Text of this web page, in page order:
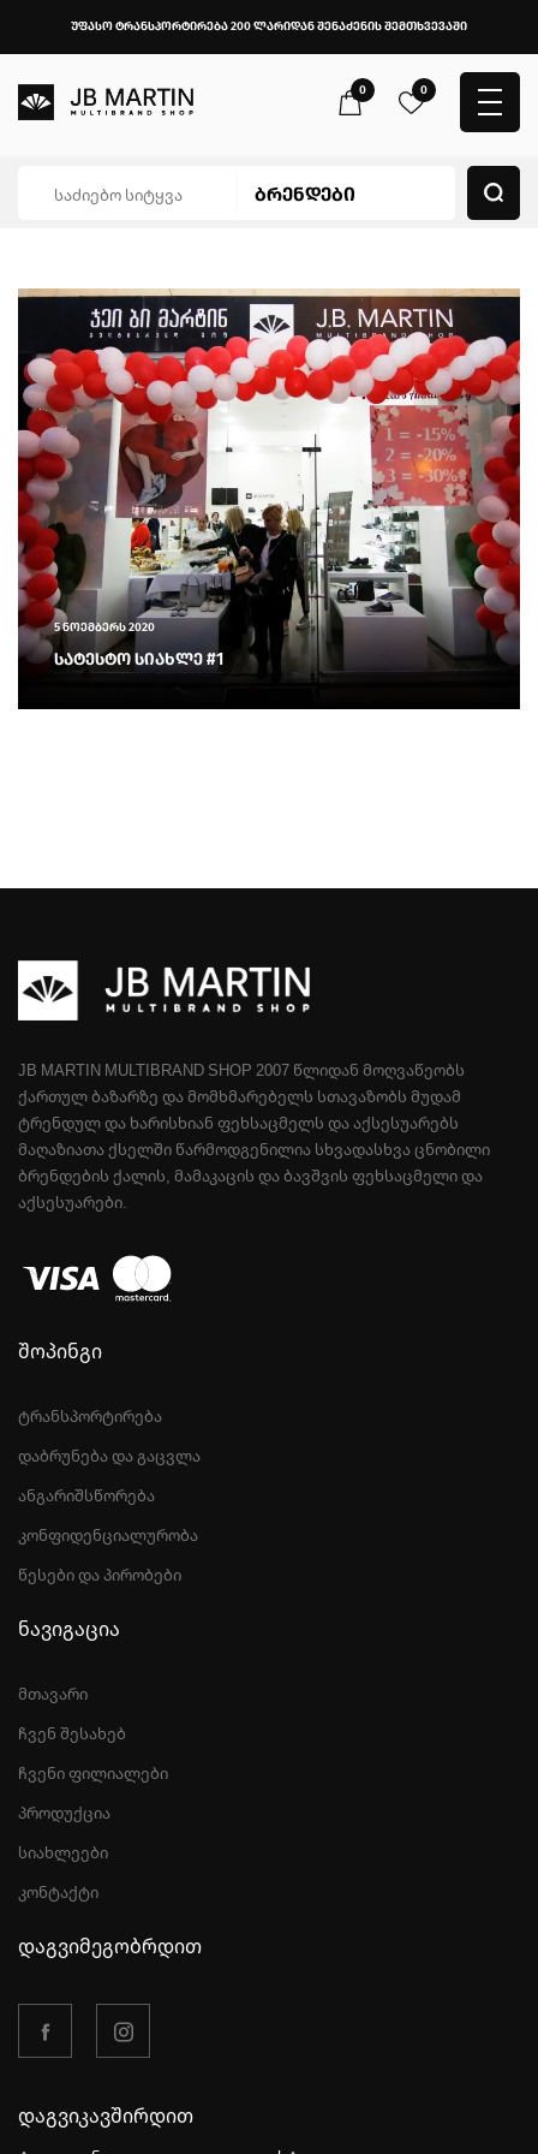
უფასო ტრანსპორტირება 200 ლარიდან შენაძენის შემთხვევაში
0 0
5 ნოემბერს 2020
სატესტო სიახლე #1
JB MARTIN MULTIBRAND SHOP 2007 ᲬᲚᲘᲓᲐᲜ ᲛᲝᲦᲕᲐᲬᲔᲝᲑᲡ
ᲥᲐᲠᲗᲣᲚ ᲑᲐᲖᲐᲠᲖᲔ ᲓᲐ ᲛᲝᲛᲮᲛᲐᲠᲔᲑᲔᲚᲡ ᲡᲗᲐᲕᲐᲖᲝᲑᲡ ᲛᲣᲓᲐᲛ
ᲢᲠᲔᲜᲓᲣᲚ ᲓᲐ ᲮᲐᲠᲘᲡᲮᲘᲐᲜ ᲤᲔᲮᲡᲐᲪᲛᲔᲚᲡ ᲓᲐ ᲐᲥᲡᲔᲡᲣᲐᲠᲔᲑᲡ
ᲛᲐᲦᲐᲖᲘᲐᲗᲐ ᲥᲡᲔᲚᲨᲘ ᲬᲐᲠᲛᲝᲓᲒᲔᲜᲘᲚᲘᲐ ᲡᲮᲕᲐᲓᲐᲡᲮᲕᲐ ᲪᲜᲝᲑᲘᲚᲘ
ᲑᲠᲔᲜᲓᲔᲑᲘᲡ ᲥᲐᲚᲘᲡ, ᲛᲐᲛᲐᲙᲐᲪᲘᲡ ᲓᲐ ᲑᲐᲕᲨᲕᲘᲡ ᲤᲔᲮᲡᲐᲪᲛᲔᲚᲘ ᲓᲐ
ᲐᲥᲡᲔᲡᲣᲐᲠᲔᲑᲘ.
შოპინგი
ტრანსპორტირება
დაბრუნება და გაცვლა
ანგარიშსწორება
კონფიდენციალურობა
წესები და პირობები
ნავიგაცია
მთავარი
ჩვენ შესახებ
ჩვენი ფილიალები
პროდუქცია
სიახლეები
კონტაქტი
დაგვიმეგობრდით
დაგვიკავშირდით